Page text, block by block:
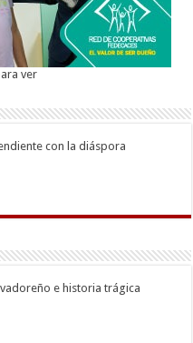
ver
con la diáspora
e historia trágica